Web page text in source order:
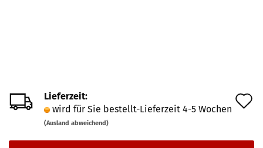
Lieferzeit:
wird für Sie bestellt-Lieferzeit 4-5 Wochen
(Ausland abweichend)